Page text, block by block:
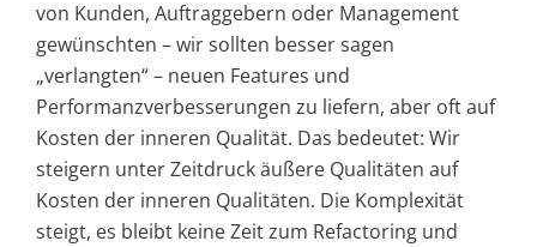
von Kunden, Auftraggebern oder Management
gewünschten – wir sollten besser sagen
„verlangten“ – neuen Features und
Performanzverbesserungen zu liefern, aber oft auf
Kosten der inneren Qualität. Das bedeutet: Wir
steigern unter Zeitdruck äußere Qualitäten auf
Kosten der inneren Qualitäten. Die Komplexität
steigt, es bleibt keine Zeit zum Refactoring und